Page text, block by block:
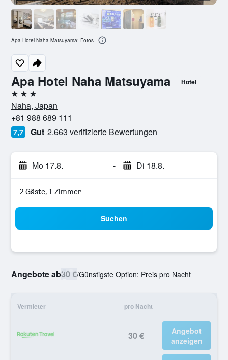
Apa Hotel Naha Matsuyama Hotel
3 Sterne
Naha, Japan
+81 988 689 111
7,7 Gut 2.663 verifizierte Bewertungen
Mo 17.8. - Di 18.8.
2 Gäste, 1 Zimmer
Suchen
Angebote ab30 €/Günstigste Option: Preis pro Nacht
Vermieter pro Nacht
30 €
Angebot
anzeigen
Apa Hotel Naha Matsuyama: Fotos